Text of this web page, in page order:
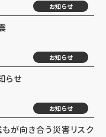
お知らせ
お知らせ
らせ
お知らせ
が向き合う災害リスク